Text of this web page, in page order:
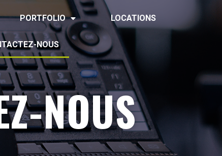
PORTFOLIO LOCATIONS
NOUS
NOUS